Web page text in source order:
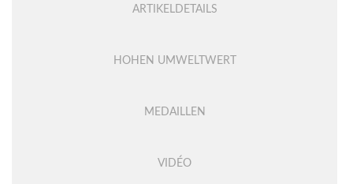
ARTIKELDETAILS
HOHEN UMWELTWERT
MEDAILLEN
VIDÉO